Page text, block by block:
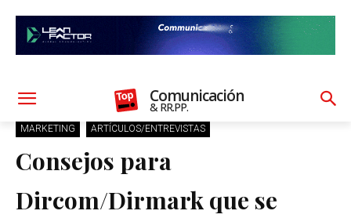
Comunicación
& RR.PP.
MARKETING ARTÍCULOS/ENTREVISTAS
Consejos para
Dircom/Dirmark que se